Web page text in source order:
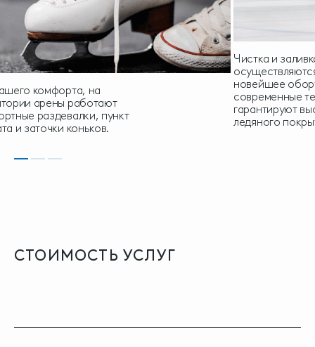
комфорта, на
арены работают
раздевалки, пункт
и заточки коньков.
Чистка и
новейшее
современные
гарантируют
ледяного
СТОИМОСТЬ УСЛУГ